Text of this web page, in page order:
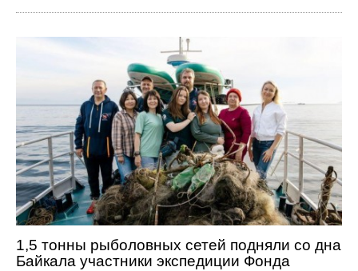
1,5 тонны рыболовных сетей подняли со дна
Байкала участники экспедиции Фонда